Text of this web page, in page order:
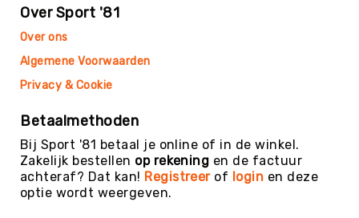
Teambuilding
Tennis
Trampolinespringen
Trefbal
Trendsporten
Turnen
/
Over Sport '81
Over ons
Algemene Voorwaarden
Privacy & Cookie
Betaalmethoden
Bij Sport '81 betaal je online of in de winkel.
Zakelijk bestellen op rekening en de factuur
achteraf? Dat kan! Registreerof login en deze
optie wordt weergeven.